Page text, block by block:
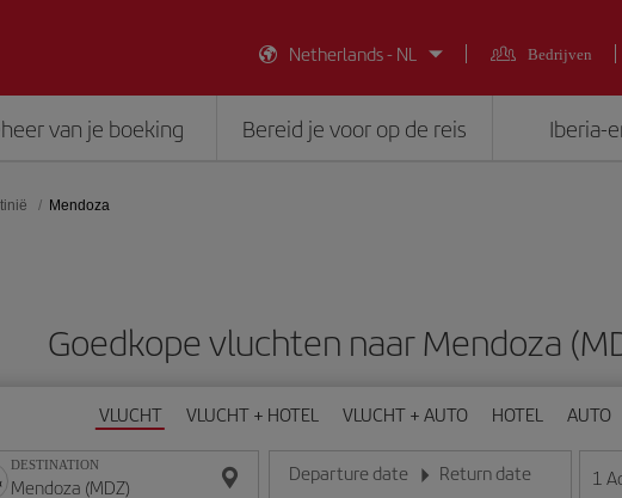
Netherlands - NL
Bedrijven
van je boeking Bereid je voor op de reis Iberia-
Mendoza
Goedkope vluchten naar Mendoza
VLUCHT VLUCHT + HOTEL VLUCHT + AUTO HOTEL AUTO
DESTINATION Departure date
Voer de datum in het formaat dag/maand/jaar in
Return date
Voer de datum in het formaat
1